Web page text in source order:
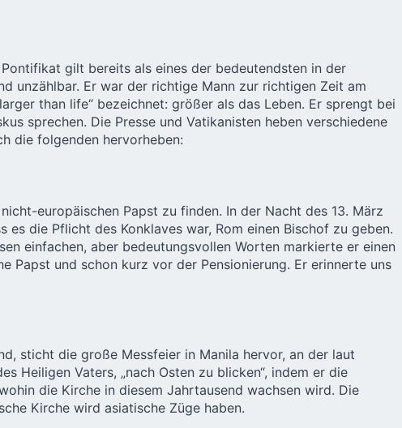
gilt bereits als eines der bedeutendsten in der
unzählbar. Er war der richtige Mann zur richtigen Zeit am
than life“ bezeichnet: größer als das Leben. Er sprengt bei
sprechen. Die Presse und Vatikanisten heben verschiedene
die folgenden hervorheben:
europäischen Papst zu finden. In der Nacht des 13. März
die Pflicht des Konklaves war, Rom einen Bischof zu geben.
einfachen, aber bedeutungsvollen Worten markierte er einen
Papst und schon kurz vor der Pensionierung. Er erinnerte uns
sticht die große Messfeier in Manila hervor, an der laut
Heiligen Vaters, „nach Osten zu blicken“, indem er die
die Kirche in diesem Jahrtausend wachsen wird. Die
Kirche wird asiatische Züge haben.